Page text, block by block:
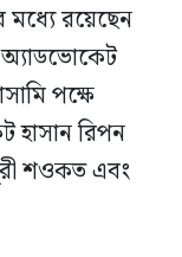
মধ্যে রয়েছেন
পক্ষে
হাসান রিপন
শওকত এবং